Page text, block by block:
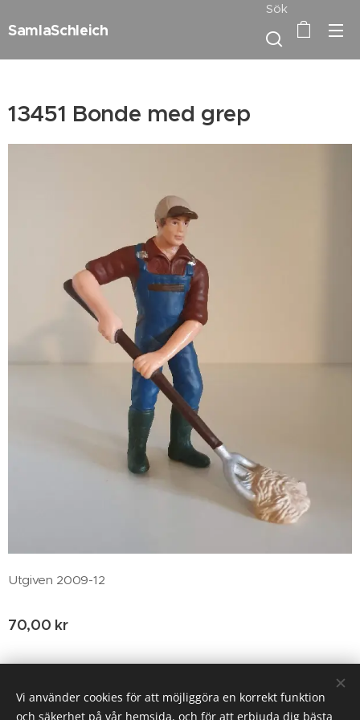
SamlaSchleich
Sök
13451 Bonde med grep
Utgiven 2009-12
70,00 kr
© 2020 Birgitta Helm, Broestorp 1175, 289 93 Broby
Cookies
Vi använder cookies för att möjliggöra en korrekt funktion
och säkerhet på vår hemsida, och för att erbjuda dig bästa